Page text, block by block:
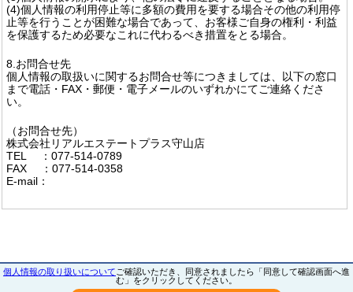
(4)個人情報の利用停止等に多額の費用を要する場合その他の利用停
止等を行うことが困難な場合であって、お客様ご自身の権利・利益
を保護するため必要なこれに代わるべき措置をとる場合。
8.お問合せ先
個人情報の取扱いに関するお問合せ等につきましては、以下の窓口
まで電話・FAX・郵便・電子メールのいずれかにてご連絡くださ
い。
（お問合せ先）
株式会社リアルエステートプラス守山店
TEL ：077-514-0789
FAX ：077-514-0358
E-mail：
個人情報の取り扱いについて ご確認いただき、同意されましたら「同意して確認画面へ進
む」をクリックしてください。